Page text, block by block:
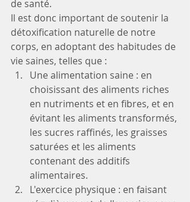
de santé.
Il est donc important de soutenir la
détoxification naturelle de notre
corps, en adoptant des habitudes de
vie saines, telles que :
Une alimentation saine : en
choisissant des aliments riches
en nutriments et en fibres, et en
évitant les aliments transformés,
les sucres raffinés, les graisses
saturées et les aliments
contenant des additifs
alimentaires.
L'exercice physique : en faisant